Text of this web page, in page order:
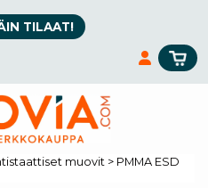
TILAAT!
muovit > PMMA ESD